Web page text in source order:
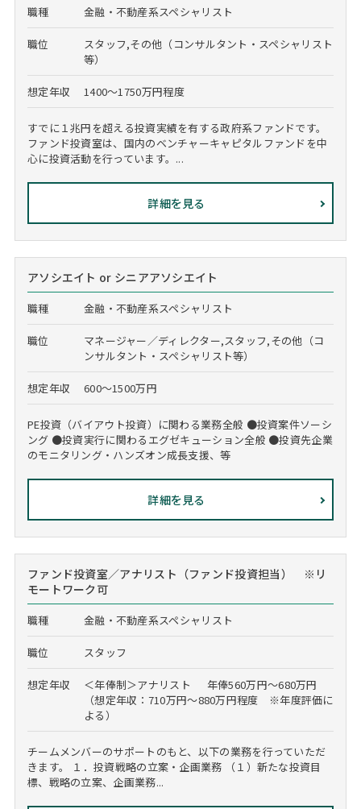
職種 金融・不動産系スペシャリスト
職位
スタッフ,その他（コンサルタント・スペシャリスト
等）
想定年収 1400～1750万円程度
すでに１兆円を超える投資実績を有する政府系ファンドです。
ファンド投資室は、国内のベンチャーキャピタルファンドを中
心に投資活動を行っています。...
詳細を見る
アソシエイト or シニアアソシエイト
職種 金融・不動産系スペシャリスト
職位
マネージャー／ディレクター,スタッフ,その他（コ
ンサルタント・スペシャリスト等）
想定年収 600～1500万円
PE投資（バイアウト投資）に関わる業務全般 ●投資案件ソーシ
ング ●投資実行に関わるエグゼキューション全般 ●投資先企業
のモニタリング・ハンズオン成長支援、等
詳細を見る
ファンド投資室／アナリスト（ファンド投資担当） ※リ
モートワーク可
職種 金融・不動産系スペシャリスト
職位 スタッフ
想定年収
＜年俸制＞アナリスト 年俸560万円～680万円
（想定年収：710万円～880万円程度 ※年度評価に
よる）
チームメンバーのサポートのもと、以下の業務を行っていただ
きます。 １．投資戦略の立案・企画業務 （１）新たな投資目
標、戦略の立案、企画業務...